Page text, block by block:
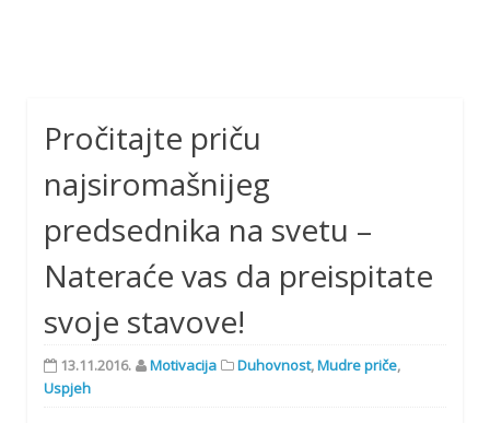
Pročitajte priču
najsiromašnijeg
predsednika na svetu –
Nateraće vas da preispitate
svoje stavove!
13.11.2016. Motivacija Duhovnost,Mudre priče,
Uspjeh